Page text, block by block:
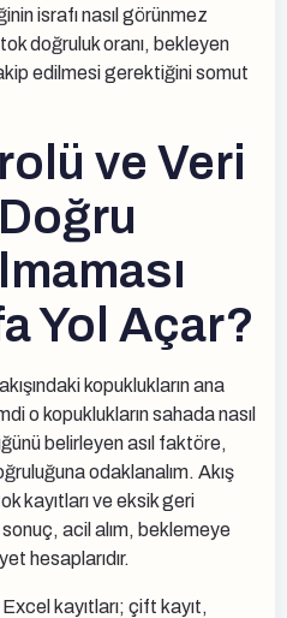
israfı nasıl görünmez
doğruluk oranı, bekleyen
edilmesi gerektiğini somut
ve Veri
Yol Açar?
kopuklukların ana
o kopuklukların sahada nasıl
belirleyen asıl faktöre,
odaklanalım. Akış
kayıtları ve eksik geri
sonuç, acil alım, beklemeye
hesaplarıdır.
Excel kayıtları; çift kayıt,